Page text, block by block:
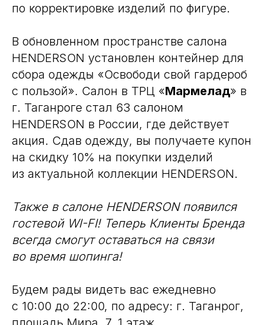
по корректировке изделий по фигуре.
В обновленном пространстве салона
HENDERSON установлен контейнер для
сбора одежды «Освободи свой гардероб
с пользой». Салон в ТРЦ «Мармелад» в
г. Таганроге стал 63 салоном
HENDERSON в России, где действует
акция. Сдав одежду, вы получаете купон
на скидку 10% на покупки изделий
из актуальной коллекции HENDERSON.
Также в салоне HENDERSON появился
гостевой WI-FI! Теперь Клиенты Бренда
всегда смогут оставаться на связи
во время шопинга!
Будем рады видеть вас ежедневно
с 10:00 до 22:00, по адресу: г. Таганрог,